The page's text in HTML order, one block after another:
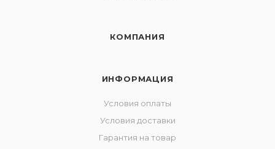
КОМПАНИЯ
ИНФОРМАЦИЯ
Условия оплаты
Условия доставки
Гарантия на товар